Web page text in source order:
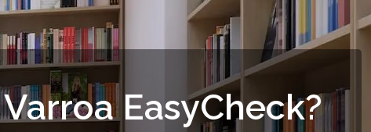
EasyCheck?